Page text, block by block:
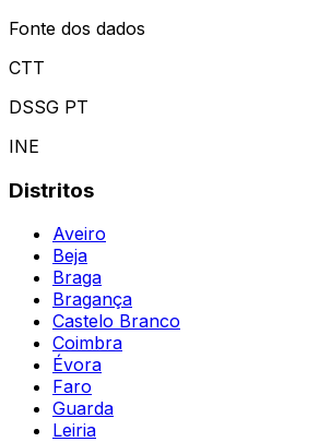
Fonte dos dados
CTT
DSSG PT
INE
Distritos
Aveiro
Beja
Braga
Bragança
Castelo Branco
Coimbra
Évora
Faro
Guarda
Leiria